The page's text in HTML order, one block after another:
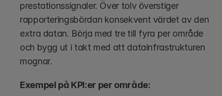
prestationssignaler. Över tolv överstiger
rapporteringsbördan konsekvent värdet av den
extra datan. Börja med tre till fyra per område
och bygg ut i takt med att datainfrastrukturen
mognar.
Exempel på KPI:er per område: